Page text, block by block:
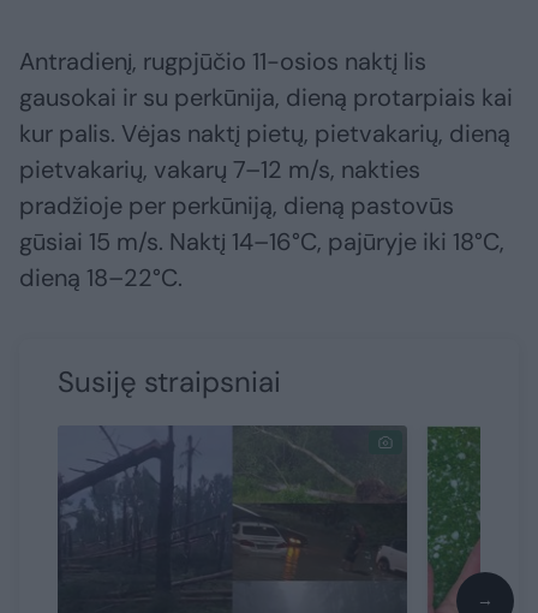
Antradienį, rugpjūčio 11-osios naktį lis
gausokai ir su perkūnija, dieną protarpiais kai
kur palis. Vėjas naktį pietų, pietvakarių, dieną
pietvakarių, vakarų 7–12 m/s, nakties
pradžioje per perkūniją, dieną pastovūs
gūsiai 15 m/s. Naktį 14–16°C, pajūryje iki 18°C,
dieną 18–22°C.
Susiję straipsniai
→